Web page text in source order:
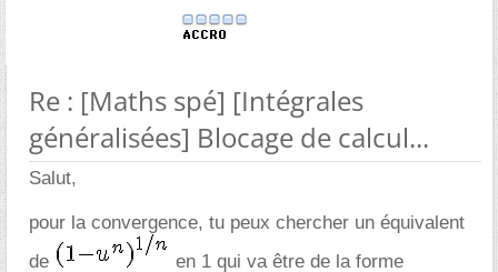
Re : [Maths spé] [Intégrales
généralisées] Blocage de calcul...
Salut,
pour la convergence, tu peux chercher un équivalent
de
en 1 qui va être de la forme